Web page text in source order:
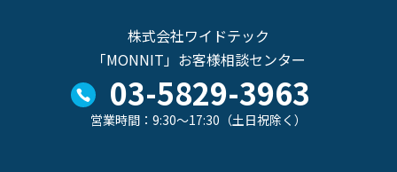
株式会社ワイドテック
「MONNIT」お客様相談センター
03-5829-3963
営業時間：9:30～17:30（土日祝除く）